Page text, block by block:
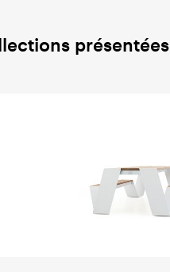
présentées